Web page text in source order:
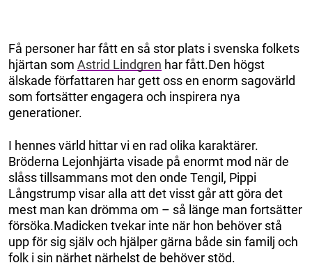
Få personer har fått en så stor plats i svenska folkets
hjärtan som Astrid Lindgren har fått.Den högst
älskade författaren har gett oss en enorm sagovärld
som fortsätter engagera och inspirera nya
generationer.
I hennes värld hittar vi en rad olika karaktärer.
Bröderna Lejonhjärta visade på enormt mod när de
slåss tillsammans mot den onde Tengil, Pippi
Långstrump visar alla att det visst går att göra det
mest man kan drömma om – så länge man fortsätter
försöka.Madicken tvekar inte när hon behöver stå
upp för sig själv och hjälper gärna både sin familj och
folk i sin närhet närhelst de behöver stöd.